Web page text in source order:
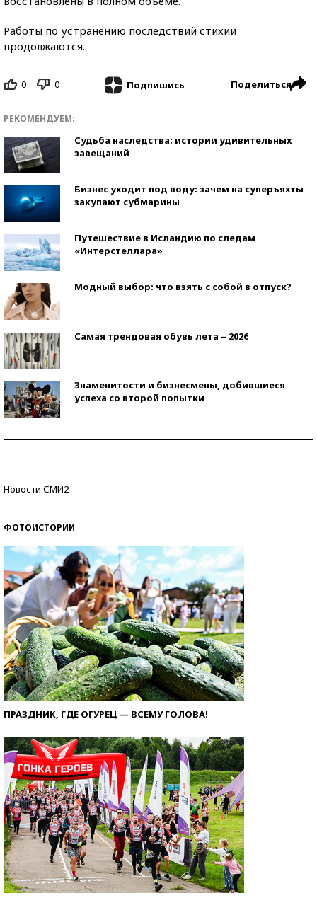
Работы по устранению последствий стихии
продолжаются.
0 0 Подпишись Поделиться
РЕКОМЕНДУЕМ:
Судьба наследства: истории удивительных
завещаний
Бизнес уходит под воду: зачем на суперъяхты
закупают субмарины
Путешествие в Исландию по следам
«Интерстеллара»
Модный выбор: что взять с собой в отпуск?
Самая трендовая обувь лета – 2026
Знаменитости и бизнесмены, добившиеся
успеха со второй попытки
Новости СМИ2
ФОТОИСТОРИИ
ПРАЗДНИК, ГДЕ ОГУРЕЦ — ВСЕМУ ГОЛОВА!